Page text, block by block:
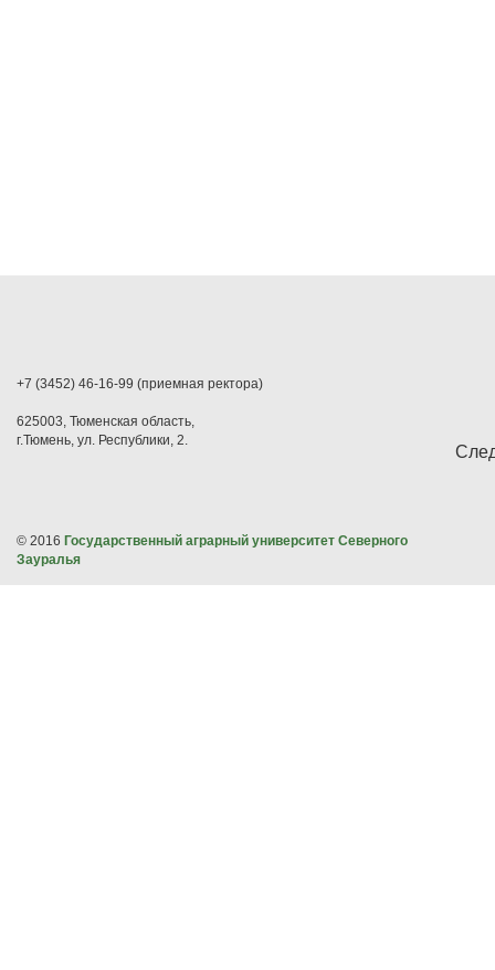
+7 (3452) 46-16-99 (приемная ректора)
625003, Тюменская область,
г.Тюмень, ул. Республики, 2.
© 2016 Государственный аграрный университет Северного
Зауралья